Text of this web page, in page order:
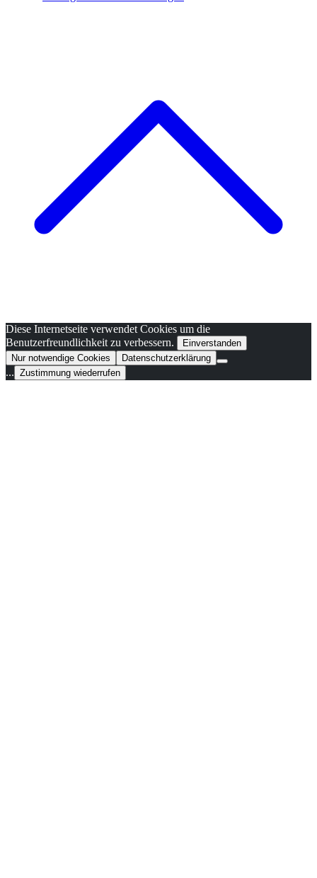
Diese Internetseite verwendet Cookies um die
Benutzerfreundlichkeit zu verbessern.
Einverstanden
Nur notwendige Cookies
Datenschutzerklärung
... Zustimmung wiederrufen